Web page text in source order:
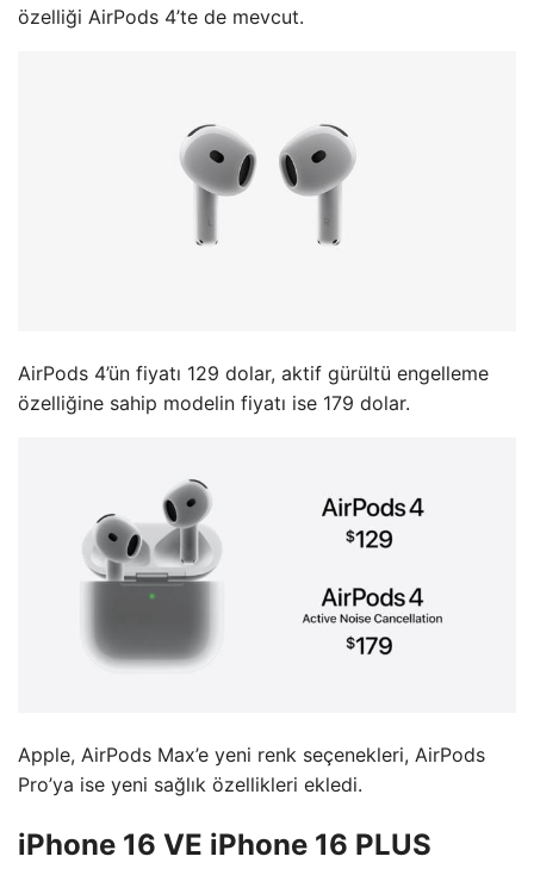
özelliği AirPods 4’te de mevcut.
AirPods 4’ün fiyatı 129 dolar, aktif gürültü engelleme
özelliğine sahip modelin fiyatı ise 179 dolar.
Apple, AirPods Max’e yeni renk seçenekleri, AirPods
Pro’ya ise yeni sağlık özellikleri ekledi.
iPhone 16 VE iPhone 16 PLUS